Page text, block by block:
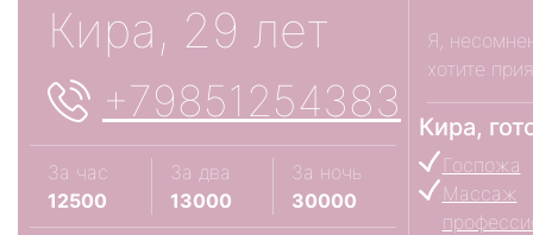
Кира, 29 лет
+79851254383
За час
12500
За два
13000
За ночь
30000
Я,
хотите
Кира,
Госпожа
Массаж